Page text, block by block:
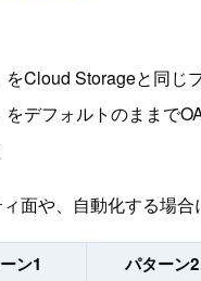
Cloud Storageと同じ
デフォルトのままで
面や、自動化する場
ン1 パターン2